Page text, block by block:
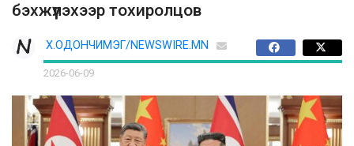
бэхжүүлэхээр тохиролцов
Х.ОДОНЧИМЭГ/NEWSWIRE.MN
2026-06-09